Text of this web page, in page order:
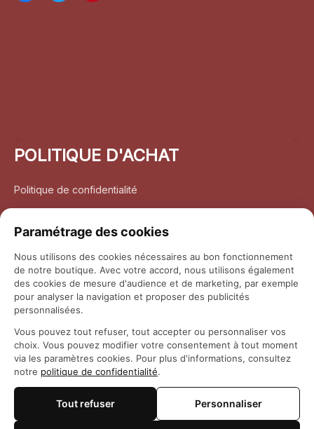
POLITIQUE D'ACHAT
Politique de confidentialité
Politique de retour et remboursement
Coordonnées
Questions fréquemment posées
© 2026 Maison Otaku
Paramétrage des cookies
Nous utilisons des cookies nécessaires au bon fonctionnement
de notre boutique. Avec votre accord, nous utilisons également
des cookies de mesure d'audience et de marketing, par exemple
pour analyser la navigation et proposer des publicités
personnalisées.
Vous pouvez tout refuser, tout accepter ou personnaliser vos
choix. Vous pouvez modifier votre consentement à tout moment
via les paramètres cookies. Pour plus d'informations, consultez
notre politique de confidentialité.
Tout refuser Personnaliser